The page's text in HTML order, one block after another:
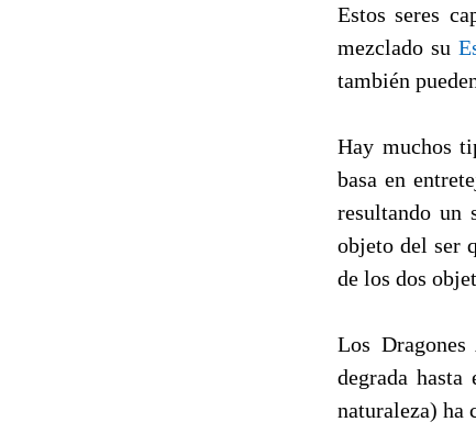
Estos seres
mezclado su
también
Hay muchos
basa en
resultando un
objeto del ser
de los dos
Los
degrada hasta
naturaleza) ha